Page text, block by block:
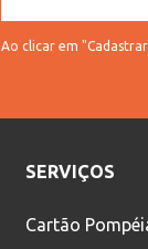
Ao clicar em
SERVIÇOS
Cartão